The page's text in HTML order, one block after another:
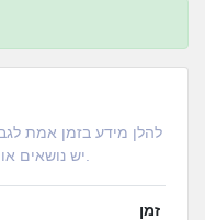
להלן מידע בזמן אמת
זמן